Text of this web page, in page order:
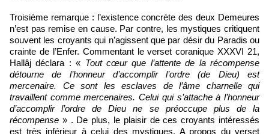
Troisième remarque : l’existence concrète des deux Demeures
n’est pas remise en cause. Par contre, les mystiques critiquent
souvent les croyants qui n’agissent que par désir du Paradis ou
crainte de l’Enfer. Commentant le verset coranique XXXVI 21,
Hallâj déclara : « Tout cœur que l’attente de la récompense
détourne de l’honneur d’accomplir l’ordre (de Dieu) est
mercenaire. Ce sont les esclaves de l’âme charnelle qui
travaillent comme mercenaires. Celui qui s’attache à l’honneur
d’accomplir l’ordre de Dieu ne se préoccupe plus de la
récompense » . De plus, le plaisir de ces croyants intéressés
est très inférieur à celui des mystiques. A propos du verset